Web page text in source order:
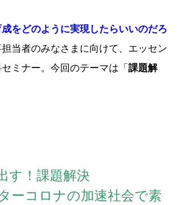
をどのように実現したらいいのだろ
当者のみなさまに向けて、エッセン
ミナー。今回のテーマは「課題解
す！課題解決
ーコロナの加速社会で素